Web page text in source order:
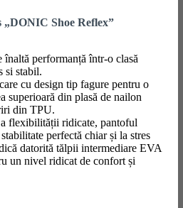
Shoe Reflex”
înaltă performanță într-o clasă
si stabil.
cu design tip fagure pentru o
superioară din plasă de nailon
din TPU.
flexibilității ridicate, pantoful
perfectă chiar și la stres
datorită tălpii intermediare EVA
un nivel ridicat de confort și